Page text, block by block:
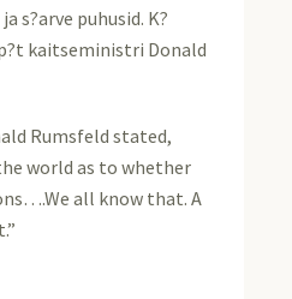
s?arve puhusid. K?
kaitseministri Donald
Rumsfeld stated,
world as to whether
all know that. A